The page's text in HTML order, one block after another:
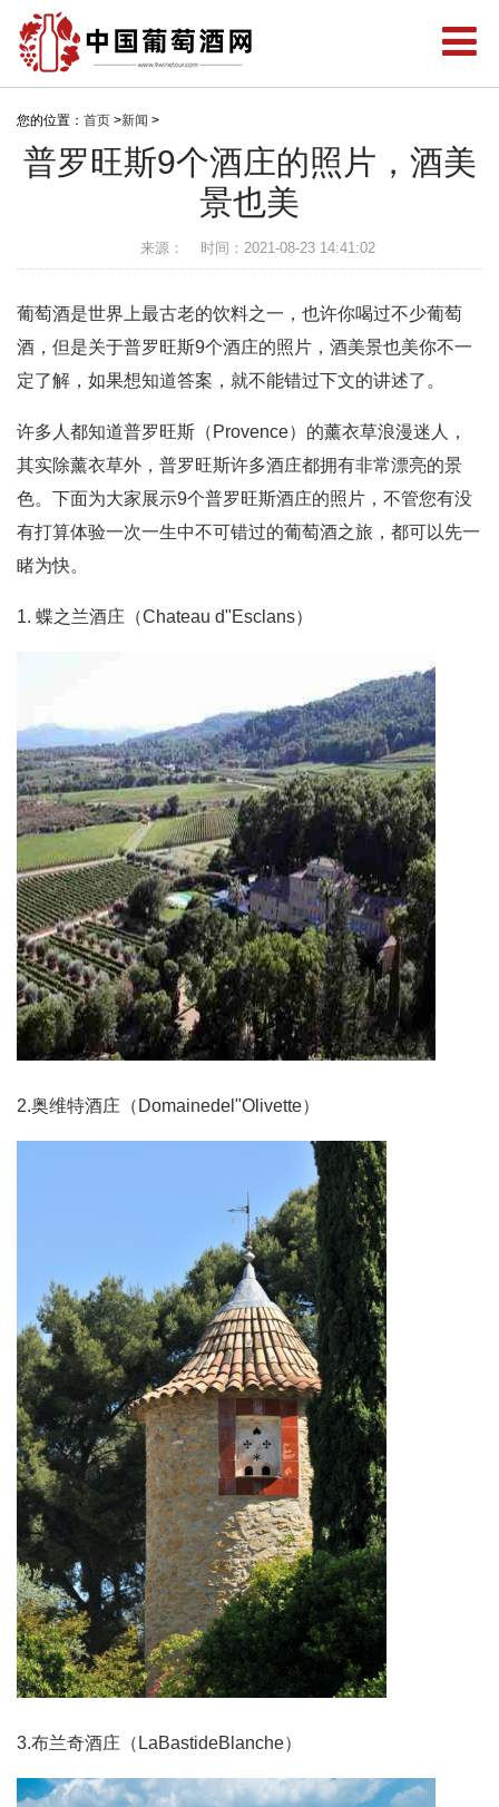
您的位置： 首页 >新闻 >
普罗旺斯9个酒庄的照片，酒美
景也美
来源： 时间：2021-08-23 14:41:02
葡萄酒是世界上最古老的饮料之一，也许你喝过不少葡萄
酒，但是关于普罗旺斯9个酒庄的照片，酒美景也美你不一
定了解，如果想知道答案，就不能错过下文的讲述了。
许多人都知道普罗旺斯（Provence）的薰衣草浪漫迷人，
其实除薰衣草外，普罗旺斯许多酒庄都拥有非常漂亮的景
色。下面为大家展示9个普罗旺斯酒庄的照片，不管您有没
有打算体验一次一生中不可错过的葡萄酒之旅，都可以先一
睹为快。
1. 蝶之兰酒庄（Chateau d"Esclans）
2.奥维特酒庄（Domainedel"Olivette）
3.布兰奇酒庄（LaBastideBlanche）